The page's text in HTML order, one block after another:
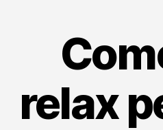
relax